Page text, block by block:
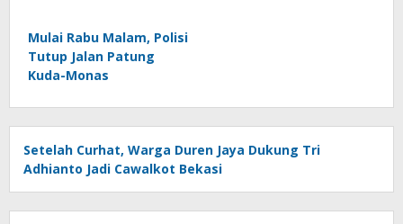
Mulai Rabu Malam, Polisi
Tutup Jalan Patung
Kuda-Monas
Setelah Curhat, Warga Duren Jaya Dukung Tri
Adhianto Jadi Cawalkot Bekasi